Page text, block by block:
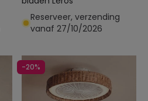
Reserveer, verzending
vanaf 27/10/2026
-20%